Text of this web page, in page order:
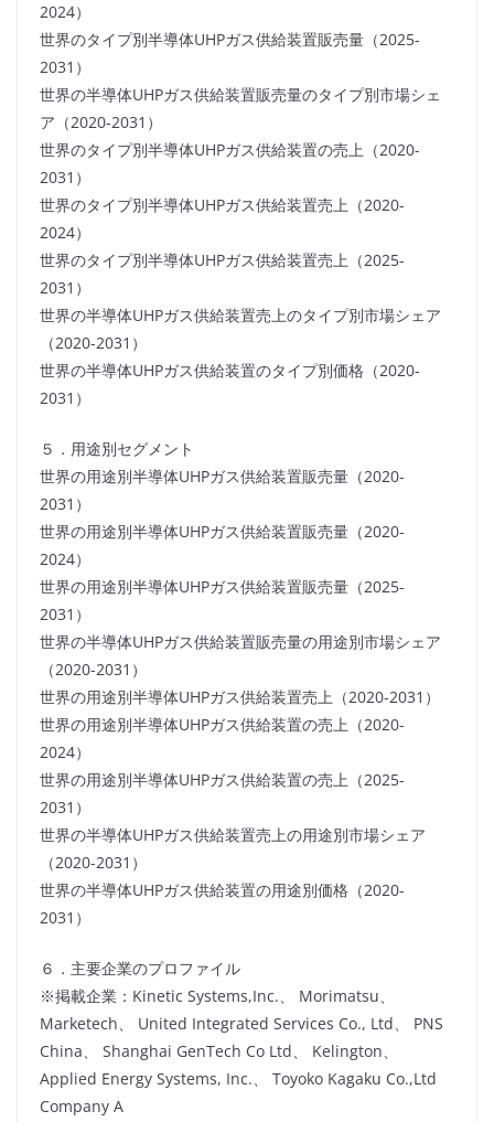
2024）
世界のタイプ別半導体UHPガス供給装置販売量（2025-
2031）
世界の半導体UHPガス供給装置販売量のタイプ別市場シェ
ア（2020-2031）
世界のタイプ別半導体UHPガス供給装置の売上（2020-
2031）
世界のタイプ別半導体UHPガス供給装置売上（2020-
2024）
世界のタイプ別半導体UHPガス供給装置売上（2025-
2031）
世界の半導体UHPガス供給装置売上のタイプ別市場シェア
（2020-2031）
世界の半導体UHPガス供給装置のタイプ別価格（2020-
2031）
５．用途別セグメント
世界の用途別半導体UHPガス供給装置販売量（2020-
2031）
世界の用途別半導体UHPガス供給装置販売量（2020-
2024）
世界の用途別半導体UHPガス供給装置販売量（2025-
2031）
世界の半導体UHPガス供給装置販売量の用途別市場シェア
（2020-2031）
世界の用途別半導体UHPガス供給装置売上（2020-2031）
世界の用途別半導体UHPガス供給装置の売上（2020-
2024）
世界の用途別半導体UHPガス供給装置の売上（2025-
2031）
世界の半導体UHPガス供給装置売上の用途別市場シェア
（2020-2031）
世界の半導体UHPガス供給装置の用途別価格（2020-
2031）
６．主要企業のプロファイル
※掲載企業：Kinetic Systems,Inc.、 Morimatsu、
Marketech、 United Integrated Services Co., Ltd、 PNS
China、 Shanghai GenTech Co Ltd、 Kelington、
Applied Energy Systems, Inc.、 Toyoko Kagaku Co.,Ltd
Company A